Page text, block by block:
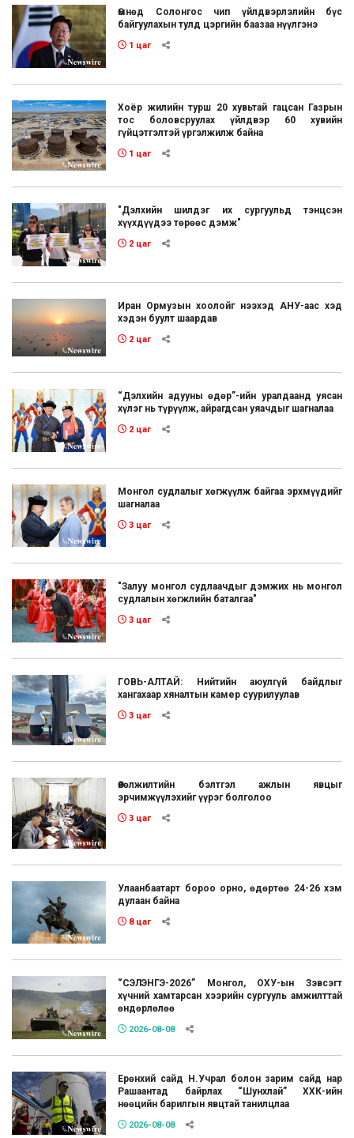
Өмнөд Солонгос чип үйлдвэрлэлийн бүс
байгуулахын тулд цэргийн баазаа нүүлгэнэ
1 цаг
Хоёр жилийн турш 20 хувьтай гацсан Газрын
тос боловсруулах үйлдвэр 60 хувийн
гүйцэтгэлтэй үргэлжилж байна
1 цаг
"Дэлхийн шилдэг их сургуульд тэнцсэн
хүүхдүүдээ төрөөс дэмж"
2 цаг
Иран Ормузын хоолойг нээхэд АНУ-аас хэд
хэдэн буулт шаардав
2 цаг
“Дэлхийн адууны өдөр”-ийн уралдаанд уясан
хүлэг нь түрүүлж, айрагдсан уяачдыг шагналаа
2 цаг
Монгол судлалыг хөгжүүлж байгаа эрхмүүдийг
шагналаа
3 цаг
"Залуу монгол судлаачдыг дэмжих нь монгол
судлалын хөгжлийн баталгаа"
3 цаг
ГОВЬ-АЛТАЙ: Нийтийн аюулгүй байдлыг
хангахаар хяналтын камер суурилуулав
3 цаг
Өвөлжилтийн бэлтгэл ажлын явцыг
эрчимжүүлэхийг үүрэг болголоо
3 цаг
Улаанбаатарт бороо орно, өдөртөө 24-26 хэм
дулаан байна
8 цаг
“СЭЛЭНГЭ-2026” Монгол, ОХУ-ын Зэвсэгт
хүчний хамтарсан хээрийн сургууль амжилттай
өндөрлөлөө
2026-08-08
Ерөнхий сайд Н.Учрал болон зарим сайд нар
Рашаантад байрлах “Шунхлай” ХХК-ийн
нөөцийн барилгын явцтай танилцлаа
2026-08-08